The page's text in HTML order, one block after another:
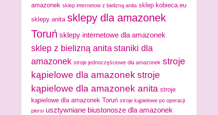
amazonek sklep internetow z bielizną anita sklep kobieca.eu
sklepy anita sklepy dla amazonek
Toruń sklepy internetowe dla amazonek
sklep z bielizną anita staniki dla
amazonek stroje jednoczęściowe dla amazonek stroje
kąpielowe dla amazonek stroje
kąpielowe dla amazonek anita stroje
kąpielowe dla amazonek Toruń stroje kąpielowe po operacji
piersi usztywniane biustonosze dla amazonek